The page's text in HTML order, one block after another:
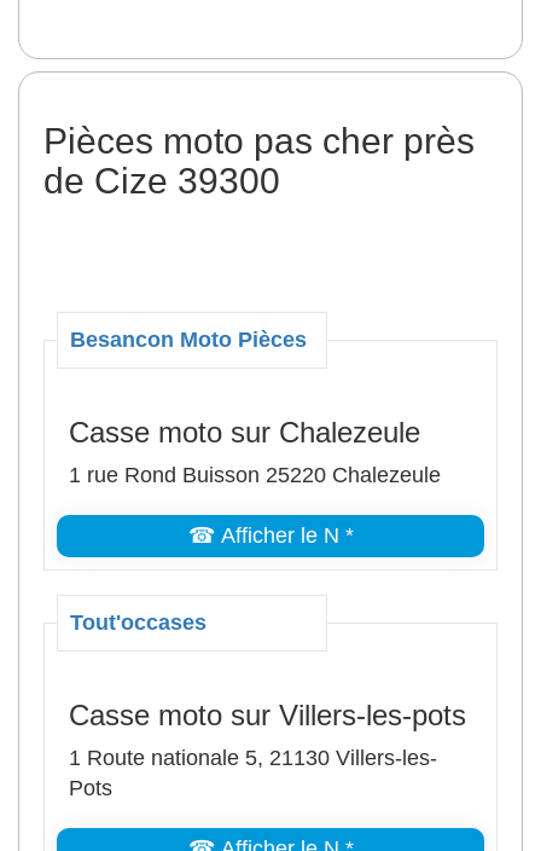
Pièces moto pas cher près
de Cize 39300
Besancon Moto Pièces
Casse moto sur Chalezeule
1 rue Rond Buisson 25220 Chalezeule
☎ Afficher le N *
Tout'occases
Casse moto sur Villers-les-pots
1 Route nationale 5, 21130 Villers-les-
Pots